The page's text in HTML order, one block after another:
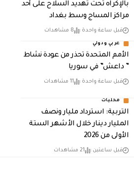
بالإكراه تحت تهديد السلاح على أحد
مراكز المساج وسط بغداد
قبل ساعة واحدة 8 مشاهدات
عربي ودولي
الأمم المتحدة تحذر من عودة نشاط
” داعش” في سوريا
قبل ساعة واحدة 11 مشاهدات
محليات
التربية: استرداد مليار ونصف
المليار دينار خلال الأشهر الستة
الأولى من 2026
قبل ساعتين 21 مشاهدات